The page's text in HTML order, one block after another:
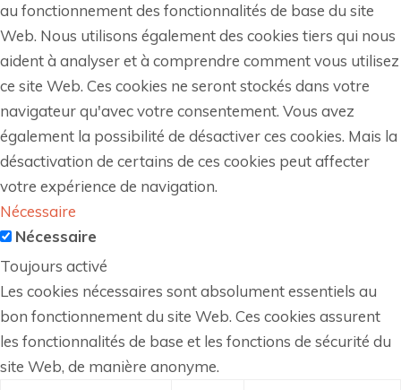
au fonctionnement des fonctionnalités de base du site
Web. Nous utilisons également des cookies tiers qui nous
aident à analyser et à comprendre comment vous utilisez
ce site Web. Ces cookies ne seront stockés dans votre
navigateur qu'avec votre consentement. Vous avez
également la possibilité de désactiver ces cookies. Mais la
désactivation de certains de ces cookies peut affecter
votre expérience de navigation.
Nécessaire
Nécessaire
Toujours activé
Les cookies nécessaires sont absolument essentiels au
bon fonctionnement du site Web. Ces cookies assurent
les fonctionnalités de base et les fonctions de sécurité du
site Web, de manière anonyme.